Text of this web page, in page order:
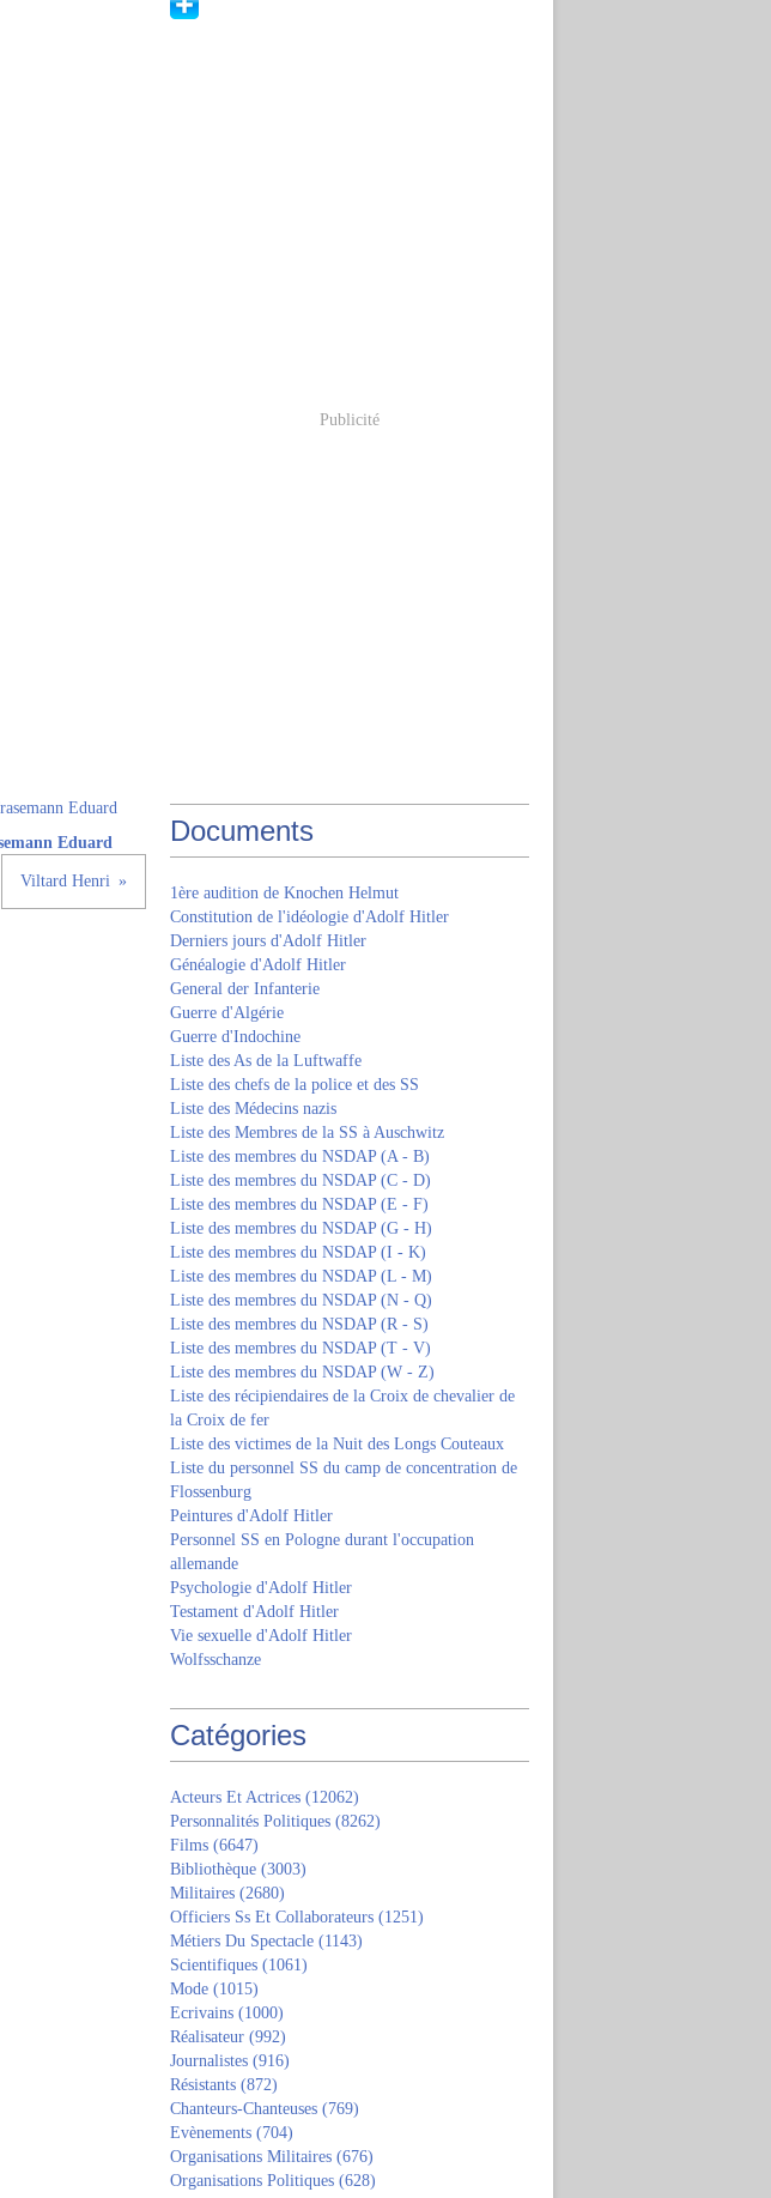
Eduard
Viltard Henri
Publicité
Documents
1ère audition de Knochen Helmut
Constitution de l'idéologie d'Adolf Hitler
Derniers jours d'Adolf Hitler
Généalogie d'Adolf Hitler
General der Infanterie
Guerre d'Algérie
Guerre d'Indochine
Liste des As de la Luftwaffe
Liste des chefs de la police et des SS
Liste des Médecins nazis
Liste des Membres de la SS à Auschwitz
Liste des membres du NSDAP (A - B)
Liste des membres du NSDAP (C - D)
Liste des membres du NSDAP (E - F)
Liste des membres du NSDAP (G - H)
Liste des membres du NSDAP (I - K)
Liste des membres du NSDAP (L - M)
Liste des membres du NSDAP (N - Q)
Liste des membres du NSDAP (R - S)
Liste des membres du NSDAP (T - V)
Liste des membres du NSDAP (W - Z)
Liste des récipiendaires de la Croix de chevalier de
la Croix de fer
Liste des victimes de la Nuit des Longs Couteaux
Liste du personnel SS du camp de concentration de
Flossenburg
Peintures d'Adolf Hitler
Personnel SS en Pologne durant l'occupation
allemande
Psychologie d'Adolf Hitler
Testament d'Adolf Hitler
Vie sexuelle d'Adolf Hitler
Wolfsschanze
Catégories
Acteurs Et Actrices (12062)
Personnalités Politiques (8262)
Films (6647)
Bibliothèque (3003)
Militaires (2680)
Officiers Ss Et Collaborateurs (1251)
Métiers Du Spectacle (1143)
Scientifiques (1061)
Mode (1015)
Ecrivains (1000)
Réalisateur (992)
Journalistes (916)
Résistants (872)
Chanteurs-Chanteuses (769)
Evènements (704)
Organisations Militaires (676)
Organisations Politiques (628)